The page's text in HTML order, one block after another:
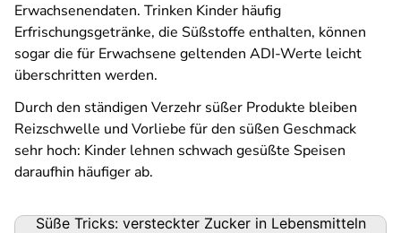
Erwachsenendaten. Trinken Kinder häufig
Erfrischungsgetränke, die Süßstoffe enthalten, können
sogar die für Erwachsene geltenden ADI-Werte leicht
überschritten werden.
Durch den ständigen Verzehr süßer Produkte bleiben
Reizschwelle und Vorliebe für den süßen Geschmack
sehr hoch: Kinder lehnen schwach gesüßte Speisen
daraufhin häufiger ab.
Süße Tricks: versteckter Zucker in Lebensmitteln